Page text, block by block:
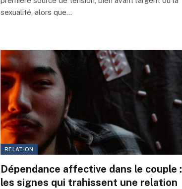
sexualité, alors que…
RELATION
Dépendance affective dans le couple :
les signes qui trahissent une relation